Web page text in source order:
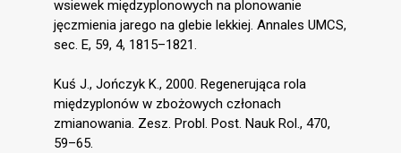
wsiewek międzyplonowych na plonowanie
jęczmienia jarego na glebie lekkiej. Annales UMCS,
sec. E, 59, 4, 1815–1821.
Kuś J., Jończyk K., 2000. Regenerująca rola
międzyplonów w zbożowych członach
zmianowania. Zesz. Probl. Post. Nauk Rol., 470,
59–65.